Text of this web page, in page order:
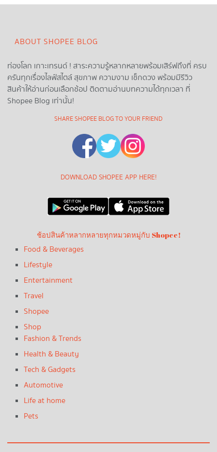
ABOUT SHOPEE BLOG
ท่องโลก เกาะเทรนด์ ! สาระความรู้หลากหลายพร้อมเสิร์ฟถึงที่ ครบ
ครันทุกเรื่องไลฟ์สไตล์ สุขภาพ ความงาม เช็กดวง พร้อมมีรีวิว
สินค้าให้อ่านก่อนเลือกช้อป ติดตามอ่านบทความได้ทุกเวลา ที่
Shopee Blog เท่านั้น!
SHARE SHOPEE BLOG TO YOUR FRIEND
DOWNLOAD SHOPEE APP HERE!
ช้อปสินค้าหลากหลายทุกหมวดหมู่กับ Shopee!
Food & Beverages
Lifestyle
Entertainment
Travel
Shopee
Shop
Fashion & Trends
Health & Beauty
Tech & Gadgets
Automotive
Life at home
Pets